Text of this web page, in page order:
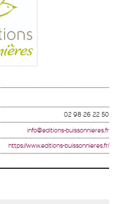
02 98 26 22 50
info@editions-buissonnieres.fr
https://www.editions-buissonnieres.fr/